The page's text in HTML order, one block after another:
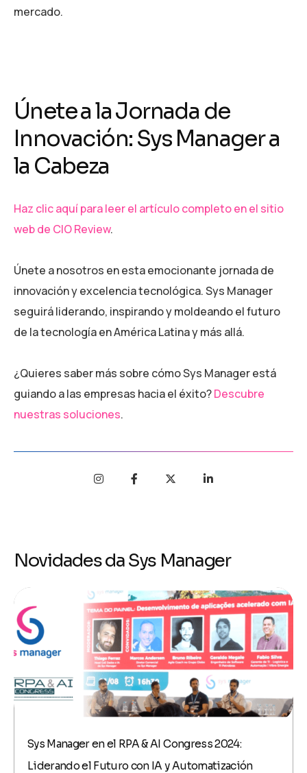
mercado.
Únete a la Jornada de
Innovación: Sys Manager a
la Cabeza
Haz clic aquí para leer el artículo completo en el sitio
web de CIO Review.
Únete a nosotros en esta emocionante jornada de
innovación y excelencia tecnológica. Sys Manager
seguirá liderando, inspirando y moldeando el futuro
de la tecnología en América Latina y más allá.
¿Quieres saber más sobre cómo Sys Manager está
guiando a las empresas hacia el éxito?Descubre
nuestras soluciones.
Novidades da Sys Manager
Sys Manager en el RPA & AI Congress 2024:
Liderando el Futuro con IA y Automatización